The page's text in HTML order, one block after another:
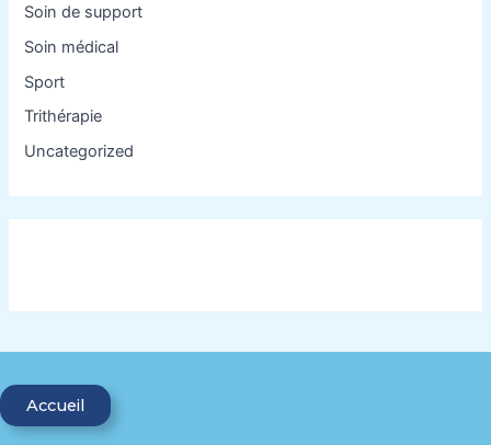
Soin de support
Soin médical
Sport
Trithérapie
Uncategorized
Accueil